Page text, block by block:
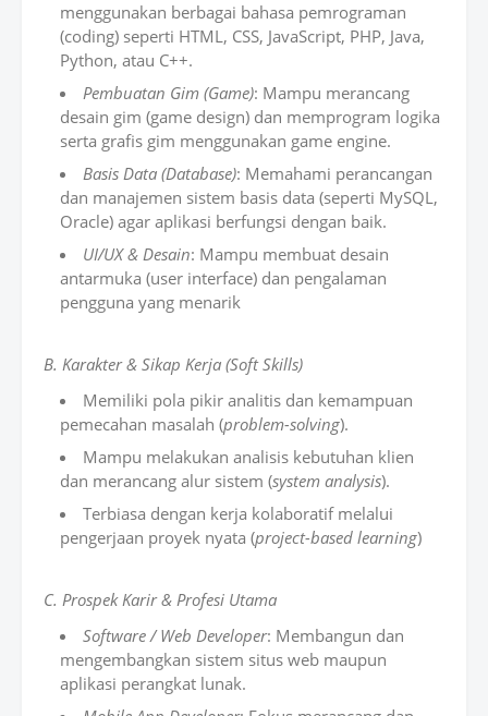
menggunakan berbagai bahasa pemrograman
(coding) seperti HTML, CSS, JavaScript, PHP, Java,
Python, atau C++.
Pembuatan Gim (Game): Mampu merancang
desain gim (game design) dan memprogram logika
serta grafis gim menggunakan game engine.
Basis Data (Database): Memahami perancangan
dan manajemen sistem basis data (seperti MySQL,
Oracle) agar aplikasi berfungsi dengan baik.
UI/UX & Desain: Mampu membuat desain
antarmuka (user interface) dan pengalaman
pengguna yang menarik
B. Karakter & Sikap Kerja (Soft Skills)
Memiliki pola pikir analitis dan kemampuan
pemecahan masalah (problem-solving).
Mampu melakukan analisis kebutuhan klien
dan merancang alur sistem (system analysis).
Terbiasa dengan kerja kolaboratif melalui
pengerjaan proyek nyata (project-based learning)
C. Prospek Karir & Profesi Utama
Software / Web Developer: Membangun dan
mengembangkan sistem situs web maupun
aplikasi perangkat lunak.